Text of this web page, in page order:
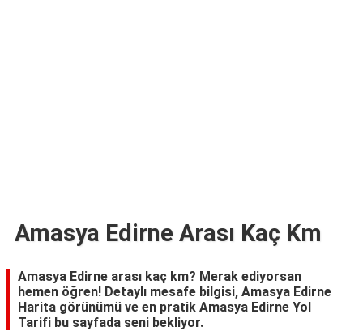
Amasya Edirne Arası Kaç Km
Amasya Edirne arası kaç km? Merak ediyorsan
hemen öğren! Detaylı mesafe bilgisi, Amasya Edirne
Harita görünümü ve en pratik Amasya Edirne Yol
Tarifi bu sayfada seni bekliyor.